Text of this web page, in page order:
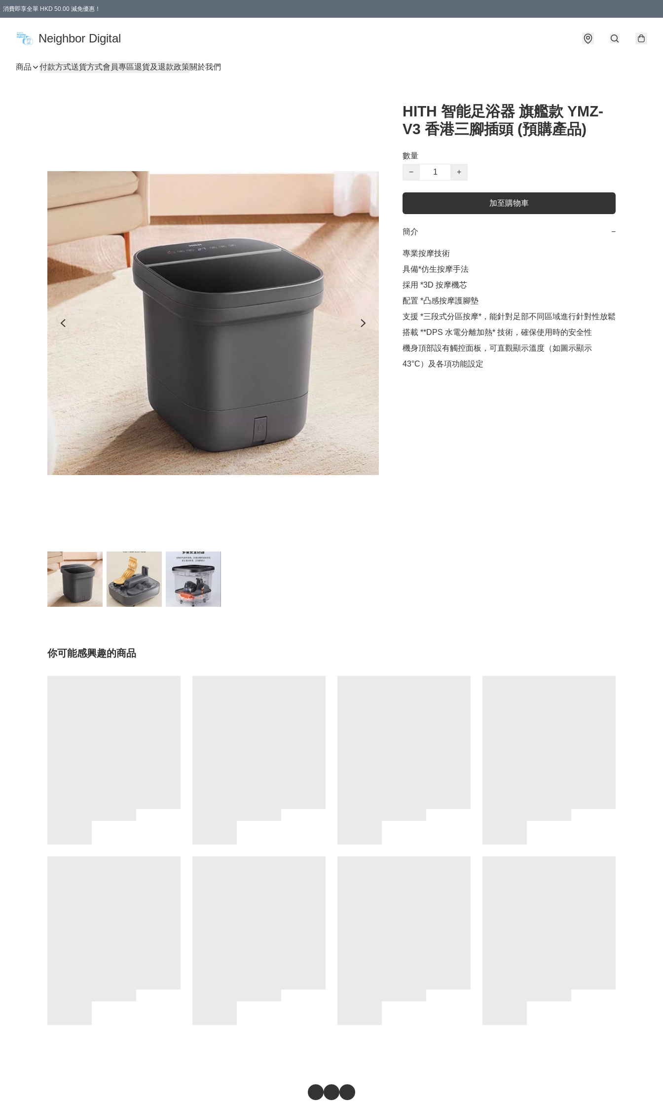
消費即享全單 HKD 50.00 減免優惠！
Neighbor Digital
商品 付款方式送貨方式會員專區退貨及退款政策關於我們
HITH 智能足浴器 旗艦款 YMZ-
V3 香港三腳插頭 (預購產品)
數量
−
+
加至購物車
簡介 −
專業按摩技術
具備*仿生按摩手法
採用 *3D 按摩機芯
配置 *凸感按摩護腳墊
支援 *三段式分區按摩*，能針對足部不同區域進行針對性放鬆
搭載 **DPS 水電分離加熱* 技術，確保使用時的安全性
機身頂部設有觸控面板，可直觀顯示溫度（如圖示顯示
你可能感興趣的商品